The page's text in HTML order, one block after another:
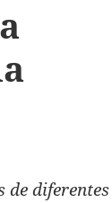
de diferentes